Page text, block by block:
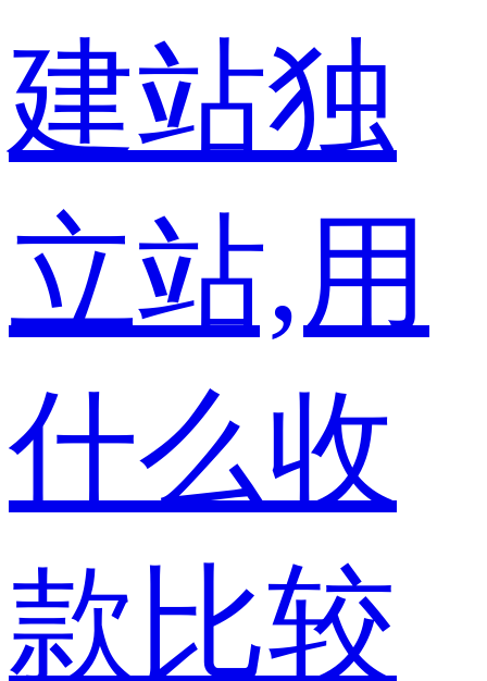
建站独
立站,用
什么收
款比较